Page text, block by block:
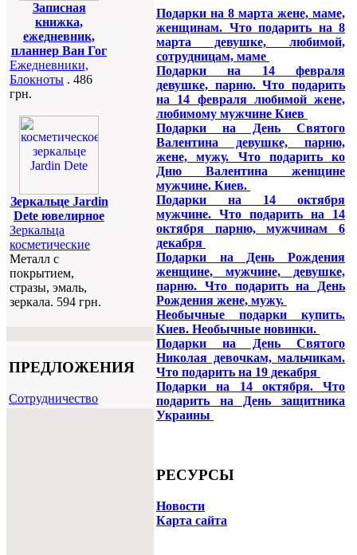
Записная
книжка,
ежедневник,
планнер Ван Гог
Ежедневники,
Блокноты . 486
грн.
Зеркальце Jardin
Dete ювелирное
Зеркальца
косметические
Металл с
покрытием,
стразы, эмаль,
зеркала. 594 грн.
ПРЕДЛОЖЕНИЯ
Cотрудничество
Подарки на 8 марта жене, маме,
женщинам. Что подарить на 8
марта девушке, любимой,
сотрудницам, маме
Подарки на 14 февраля
девушке, парню. Что подарить
на 14 февраля любимой жене,
любимому мужчине Киев
Подарки на День Святого
Валентина девушке, парню,
жене, мужу. Что подарить ко
Дню Валентина женщине
мужчине. Киев.
Подарки на 14 октября
мужчине. Что подарить на 14
октября парню, мужчинам 6
декабря
Подарки на День Рождения
женщине, мужчине, девушке,
парню. Что подарить на День
Рождения жене, мужу.
Необычные подарки купить.
Киев. Необычные новинки.
Подарки на День Святого
Николая девочкам, мальчикам.
Что подарить на 19 декабря
Подарки на 14 октября. Что
подарить на День защитника
Украины
РЕСУРСЫ
Новости
Карта сайта